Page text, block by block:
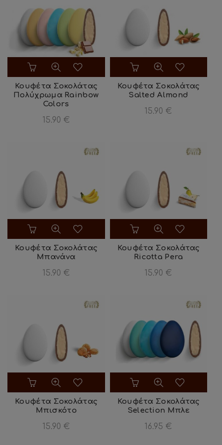
Κουφέτα Σοκολάτας
Πολύχρωμα Rainbow
Colors
15.90 €
Κουφέτα Σοκολάτας
Salted Almond
15.90€
Κουφέτα Σοκολάτας
Μπανάνα
15.90 €
Κουφέτα Σοκολάτας
Ricotta Pera
15.90€
Κουφέτα Σοκολάτας
Μπισκότο
15.90 €
Κουφέτα Σοκολάτας
Selection Μπλε
16.95€